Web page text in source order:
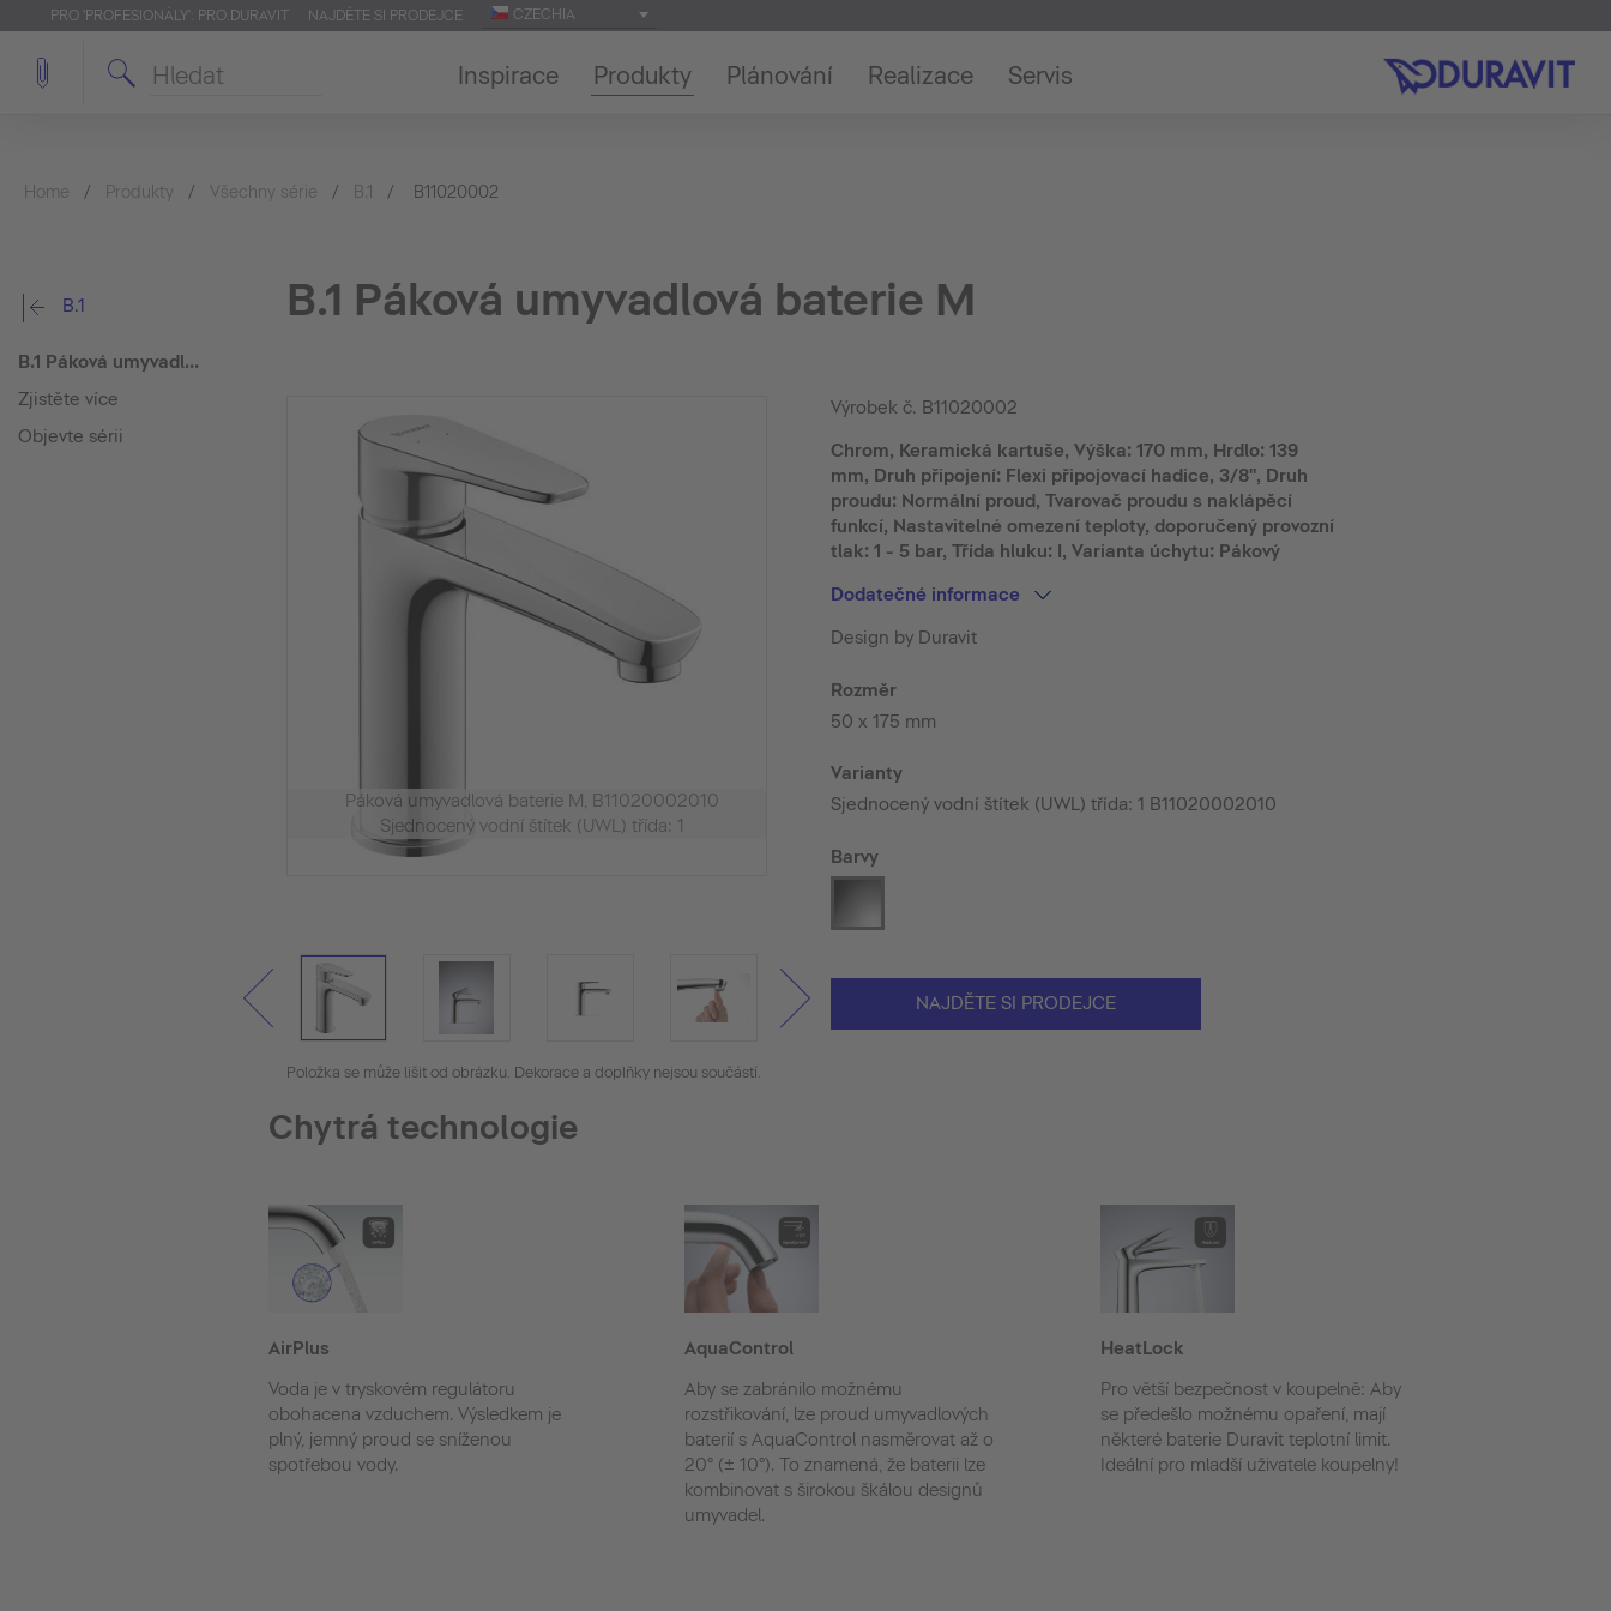
PRO 'PROFESIONÁLY': PRO.DURAVIT NAJDĚTE SI PRODEJCE CZECHIA
Inspirace Produkty Plánování Realizace Servis
Home Produkty Všechny série B.1 B11020002
B.1
B.1 Páková umyvadlová baterie M
Zjistěte více
Objevte sérii
B.1 Páková umyvadlová baterie M
Páková umyvadlová baterie M, B11020002010
Sjednocený vodní štítek (UWL) třída: 1
Položka se může lišit od obrázku. Dekorace a doplňky nejsou součástí.
Výrobek č. B11020002
Chrom, Keramická kartuše, Výška: 170 mm, Hrdlo: 139
mm, Druh připojení: Flexi připojovací hadice, 3/8", Druh
proudu: Normální proud, Tvarovač proudu s naklápěcí
funkcí, Nastavitelné omezení teploty, doporučený provozní
tlak: 1 - 5 bar, Třída hluku: I, Varianta úchytu: Pákový
Dodatečné informace
Design by Duravit
Rozměr
50 x 175 mm
Varianty
Sjednocený vodní štítek (UWL) třída: 1 B11020002010
Barvy
NAJDĚTE SI PRODEJCE
Chytrá technologie
AirPlus
Voda je v tryskovém regulátoru
obohacena vzduchem. Výsledkem je
plný, jemný proud se sníženou
spotřebou vody.
AquaControl
Aby se zabránilo možnému
rozstřikování, lze proud umyvadlových
baterií s AquaControl nasměrovat až o
20° (± 10°). To znamená, že baterii lze
kombinovat s širokou škálou designů
umyvadel.
HeatLock
Pro větší bezpečnost v koupelně: Aby
se předešlo možnému opaření, mají
některé baterie Duravit teplotní limit.
Ideální pro mladší uživatele koupelny!